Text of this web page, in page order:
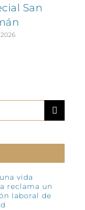
San
2026
vida
reclama un
laboral de